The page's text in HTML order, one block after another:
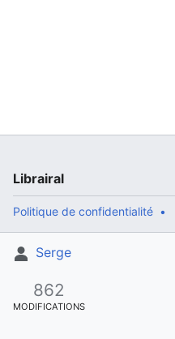
Serge
862
MODIFICATIONS
Librairal
Politique de confidentialité